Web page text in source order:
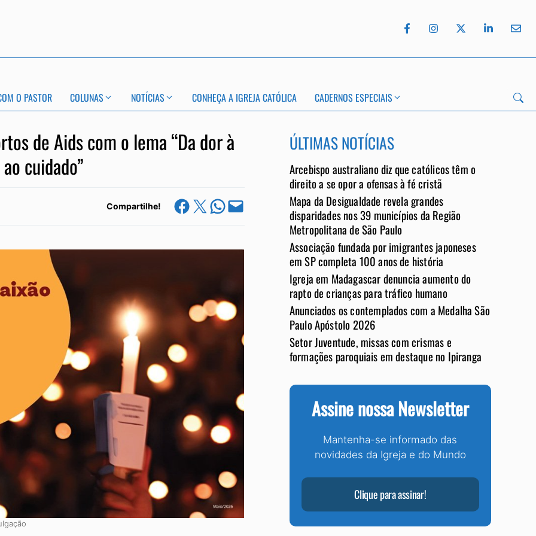
O PASTOR COLUNAS NOTÍCIAS CONHEÇA A IGREJA CATÓLICA CADERNOS ESPECIAIS
de Aids com o lema “Da dor à
cuidado”
Compartilhe! Share on Facebook
Share on X Share on WhatsApp
Email this Page
ÚLTIMAS NOTÍCIAS
Arcebispo australiano diz que católicos têm o
direito a se opor a ofensas à fé cristã
Mapa da Desigualdade revela grandes
disparidades nos 39 municípios da Região
Metropolitana de São Paulo
Associação fundada por imigrantes japoneses
em SP completa 100 anos de história
Igreja em Madagascar denuncia aumento do
rapto de crianças para tráfico humano
Anunciados os contemplados com a Medalha São
Paulo Apóstolo 2026
Setor Juventude, missas com crismas e
formações paroquiais em destaque no Ipiranga
Assine nossa Newsletter
Mantenha-se informado das
novidades da Igreja e do Mundo
Clique para assinar!